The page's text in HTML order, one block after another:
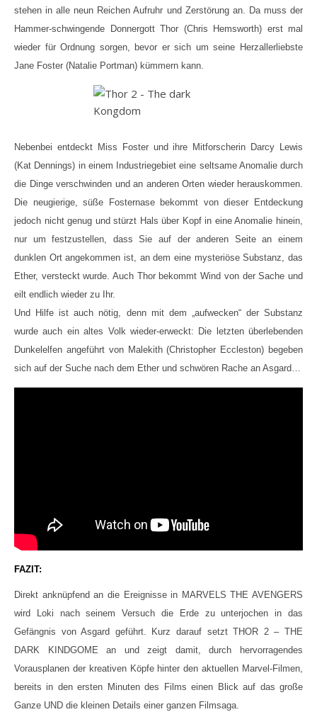
stehen in alle neun Reichen Aufruhr und Zerstörung an. Da muss der
Hammer-schwingende Donnergott Thor (Chris Hemsworth) erst mal
wieder für Ordnung sorgen, bevor er sich um seine Herzallerliebste
Jane Foster (Natalie Portman) kümmern kann.
Nebenbei entdeckt Miss Foster und ihre Mitforscherin Darcy Lewis
(Kat Dennings) in einem Industriegebiet eine seltsame Anomalie durch
die Dinge verschwinden und an anderen Orten wieder herauskommen.
Die neugierige, süße Fosternase bekommt von dieser Entdeckung
jedoch nicht genug und stürzt Hals über Kopf in eine Anomalie hinein,
nur um festzustellen, dass Sie auf der anderen Seite an einem
dunklen Ort angekommen ist, an dem eine mysteriöse Substanz, das
Ether, versteckt wurde. Auch Thor bekommt Wind von der Sache und
eilt endlich wieder zu Ihr.
Und Hilfe ist auch nötig, denn mit dem „aufwecken“ der Substanz
wurde auch ein altes Volk wieder-erweckt: Die letzten überlebenden
Dunkelelfen angeführt von Malekith (Christopher Eccleston) begeben
sich auf der Suche nach dem Ether und schwören Rache an Asgard…
FAZIT:
Direkt anknüpfend an die Ereignisse in MARVELS THE AVENGERS
wird Loki nach seinem Versuch die Erde zu unterjochen in das
Gefängnis von Asgard geführt. Kurz darauf setzt THOR 2 – THE
DARK KINDGOME an und zeigt damit, durch hervorragendes
Vorausplanen der kreativen Köpfe hinter den aktuellen Marvel-Filmen,
bereits in den ersten Minuten des Films einen Blick auf das große
Ganze UND die kleinen Details einer ganzen Filmsaga.